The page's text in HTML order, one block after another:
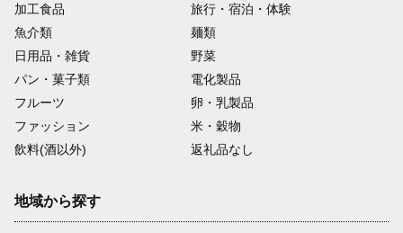
加工食品
旅行・宿泊・体験
魚介類
麺類
日用品・雑貨
野菜
パン・菓子類
電化製品
フルーツ
卵・乳製品
ファッション
米・穀物
飲料(酒以外)
返礼品なし
地域から探す